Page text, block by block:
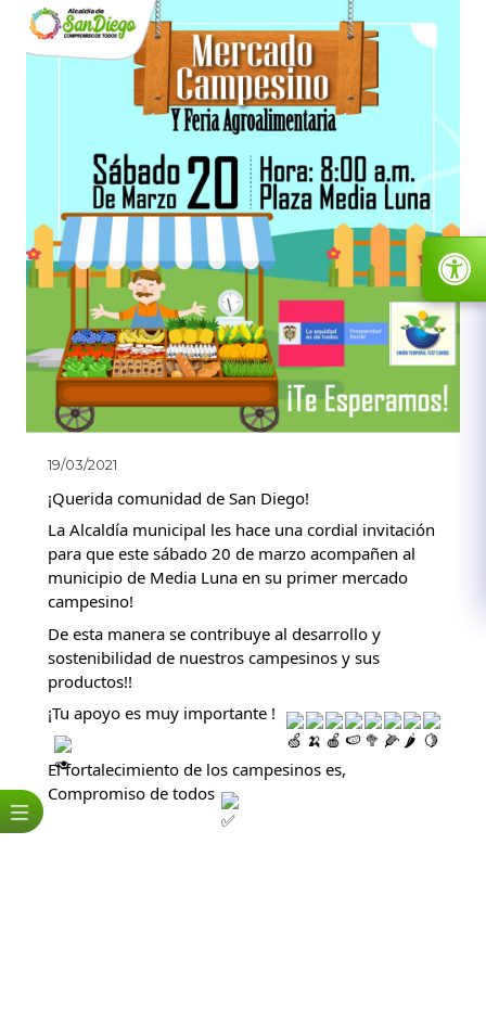
19/03/2021
¡Querida comunidad de San Diego!
La Alcaldía municipal les hace una cordial invitación
para que este sábado 20 de marzo acompañen al
municipio de Media Luna en su primer mercado
campesino!
De esta manera se contribuye al desarrollo y
sostenibilidad de nuestros campesinos y sus
productos!!
¡Tu apoyo es muy importante !
El fortalecimiento de los campesinos es,
Compromiso de todos